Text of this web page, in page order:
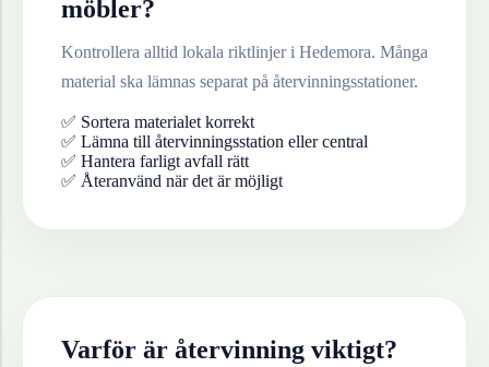
möbler?
Kontrollera alltid lokala riktlinjer i Hedemora. Många
material ska lämnas separat på återvinningsstationer.
✅ Sortera materialet korrekt
✅ Lämna till återvinningsstation eller central
✅ Hantera farligt avfall rätt
✅ Återanvänd när det är möjligt
Varför är återvinning viktigt?